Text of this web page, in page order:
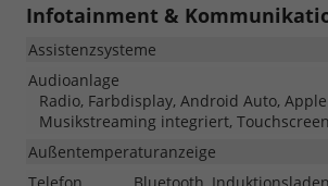
Infotainment &
Assistenzsysteme
Audioanlage
Radio, Farbdisplay, Android Auto,
Musikstreaming integriert, Touchscreen
Außentemperaturanzeige